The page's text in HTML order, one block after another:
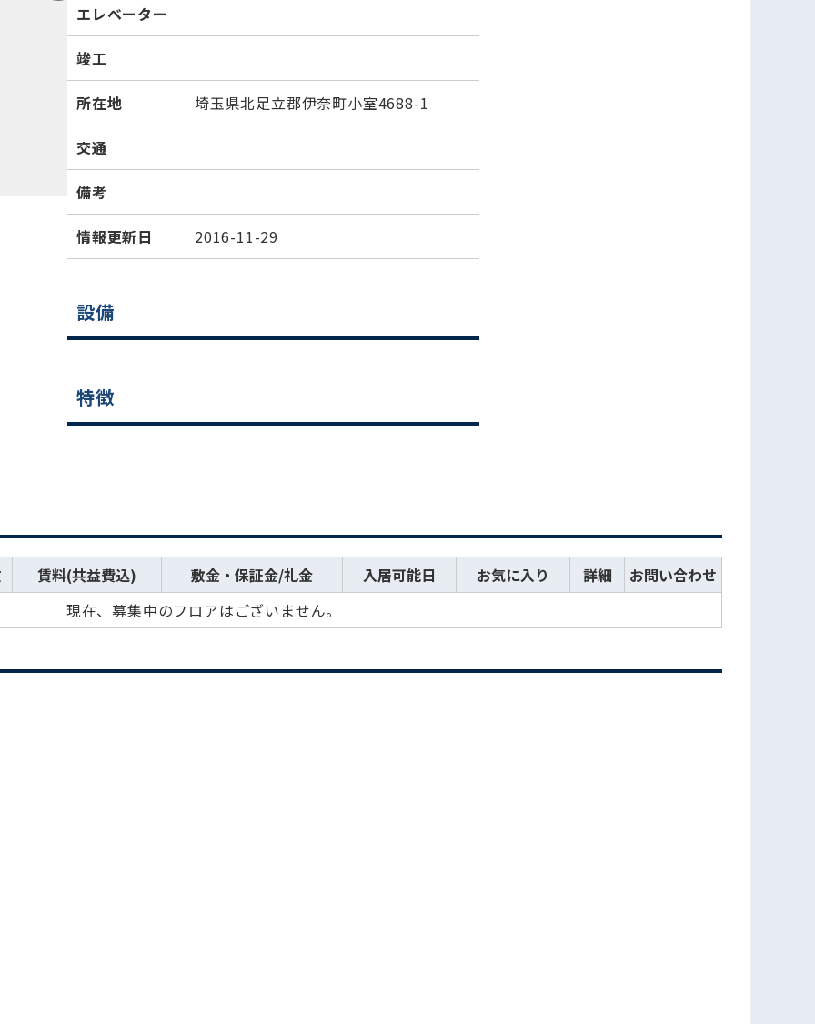
エレベーター
竣工
所在地 埼玉県北足立郡伊奈町小室4688-1
交通
備考
情報更新日 2016-11-29
設備
特徴
賃料(共益費込) 敷金・保証金/礼金 入居可能日 お気に入り 詳細
お問い合わせ
現在、募集中のフロアはございません。